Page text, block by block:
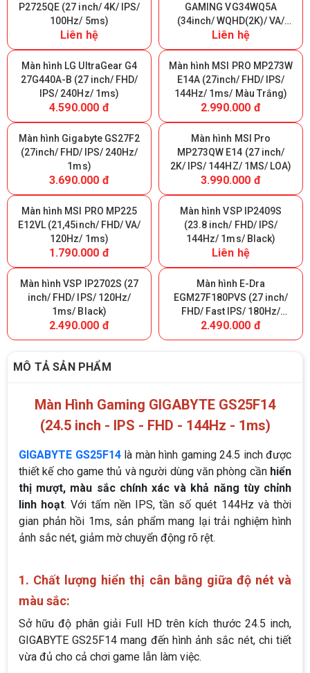
P2725QE (27 inch/ 4K/ IPS/
100Hz/ 5ms)
Liên hệ
GAMING VG34WQ5A
(34inch/ WQHD(2K)/ VA/
200Hz/ 0.5ms/ 1500R)
Liên hệ
Màn hình LG UltraGear G4
27G440A-B (27 inch/ FHD/
IPS/ 240Hz/ 1ms)
4.590.000 đ
Màn hình MSI PRO MP273W
E14A (27inch/ FHD/ IPS/
144Hz/ 1ms/ Màu Trắng)
2.990.000 đ
Màn hình Gigabyte GS27F2
(27inch/ FHD/ IPS/ 240Hz/
1ms)
3.690.000 đ
Màn hình MSI Pro
MP273QW E14 (27 inch/
2K/ IPS/ 144HZ/ 1MS/ LOA)
3.990.000 đ
Màn hình MSI PRO MP225
E12VL (21,45inch/ FHD/ VA/
120Hz/ 1ms)
1.790.000 đ
Màn hình VSP IP2409S
(23.8 inch/ FHD/ IPS/
144Hz/ 1ms/ Black)
Liên hệ
Màn hình VSP IP2702S (27
inch/ FHD/ IPS/ 120Hz/
1ms/ Black)
2.490.000 đ
Màn hình E-Dra
EGM27F180PVS (27 inch/
FHD/ Fast IPS/ 180Hz/
0.5ms)
2.490.000 đ
MÔ TẢ SẢN PHẨM
Màn Hình Gaming GIGABYTE GS25F14
(24.5 inch - IPS - FHD - 144Hz - 1ms)
GIGABYTE GS25F14là màn hình gaming 24.5 inch được
thiết kế cho game thủ và người dùng văn phòng cần hiển
thị mượt, màu sắc chính xác và khả năng tùy chỉnh
linh hoạt. Với tấm nền IPS, tần số quét 144Hz và thời
gian phản hồi 1ms, sản phẩm mang lại trải nghiệm hình
ảnh sắc nét, giảm mờ chuyển động rõ rệt.
1. Chất lượng hiển thị cân bằng giữa độ nét và
màu sắc:
Sở hữu độ phân giải Full HD trên kích thước 24.5 inch,
GIGABYTE GS25F14 mang đến hình ảnh sắc nét, chi tiết
vừa đủ cho cả chơi game lẫn làm việc.